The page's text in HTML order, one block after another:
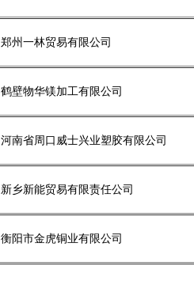
郑州一林贸易有限公司
鹤壁物华镁加工有限公司
河南省周口威士兴业塑胶有限公司
新乡新能贸易有限责任公司
衡阳市金虎铜业有限公司